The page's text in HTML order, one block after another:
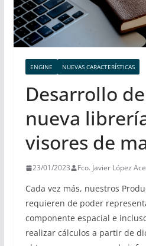
ENGINE NUEVAS CARACTERÍSTICAS
Desarrollo
nueva
visores de
23/01/2023 Fco. Javier López
Cada vez más, nuestros
requieren de poder
componente espacial e
realizar cálculos a partir de